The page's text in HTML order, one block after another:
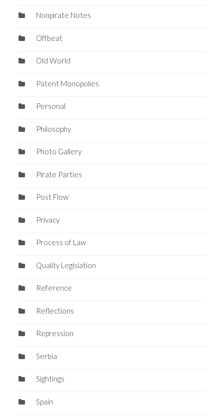
Nonpirate Notes
Offbeat
Old World
Patent Monopolies
Personal
Philosophy
Photo Gallery
Pirate Parties
Post Flow
Privacy
Process of Law
Quality Legislation
Reference
Reflections
Repression
Serbia
Sightings
Spain